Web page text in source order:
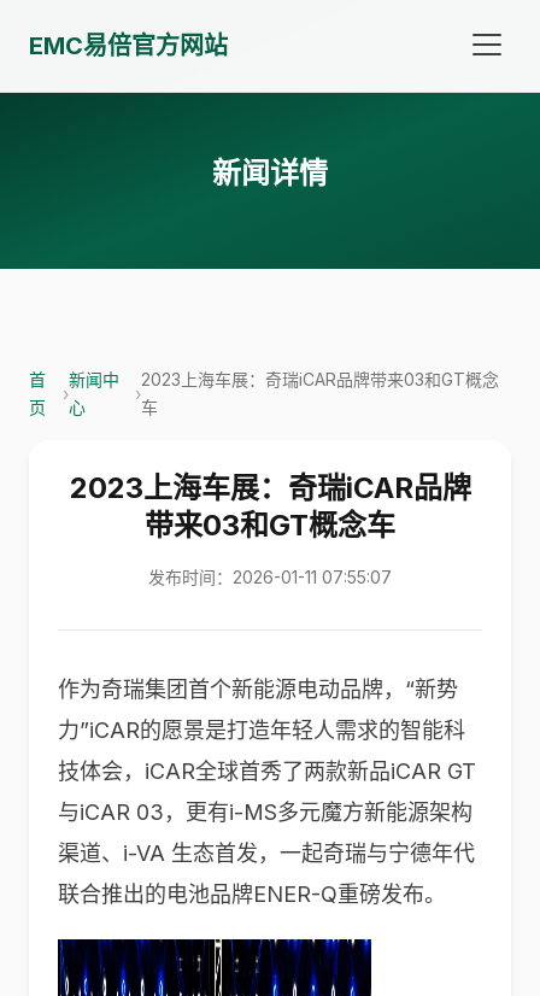
EMC易倍官方网站
新闻详情
首
页
›
新闻中
心
›
2023上海车展：奇瑞iCAR品牌带来03和GT概念
车
2023上海车展：奇瑞iCAR品牌
带来03和GT概念车
发布时间：2026-01-11 07:55:07
作为奇瑞集团首个新能源电动品牌，“新势
力”iCAR的愿景是打造年轻人需求的智能科
技体会，iCAR全球首秀了两款新品iCAR GT
与iCAR 03，更有i-MS多元魔方新能源架构
渠道、i-VA 生态首发，一起奇瑞与宁德年代
联合推出的电池品牌ENER-Q重磅发布。